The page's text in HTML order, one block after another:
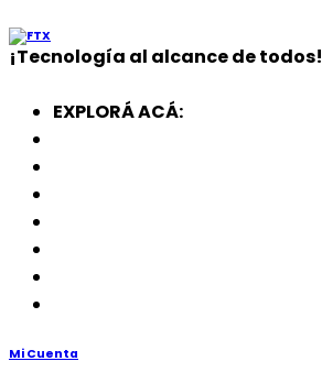
¡Tecnología al alcance de todos!
EXPLORÁ ACÁ:
Mi Cuenta